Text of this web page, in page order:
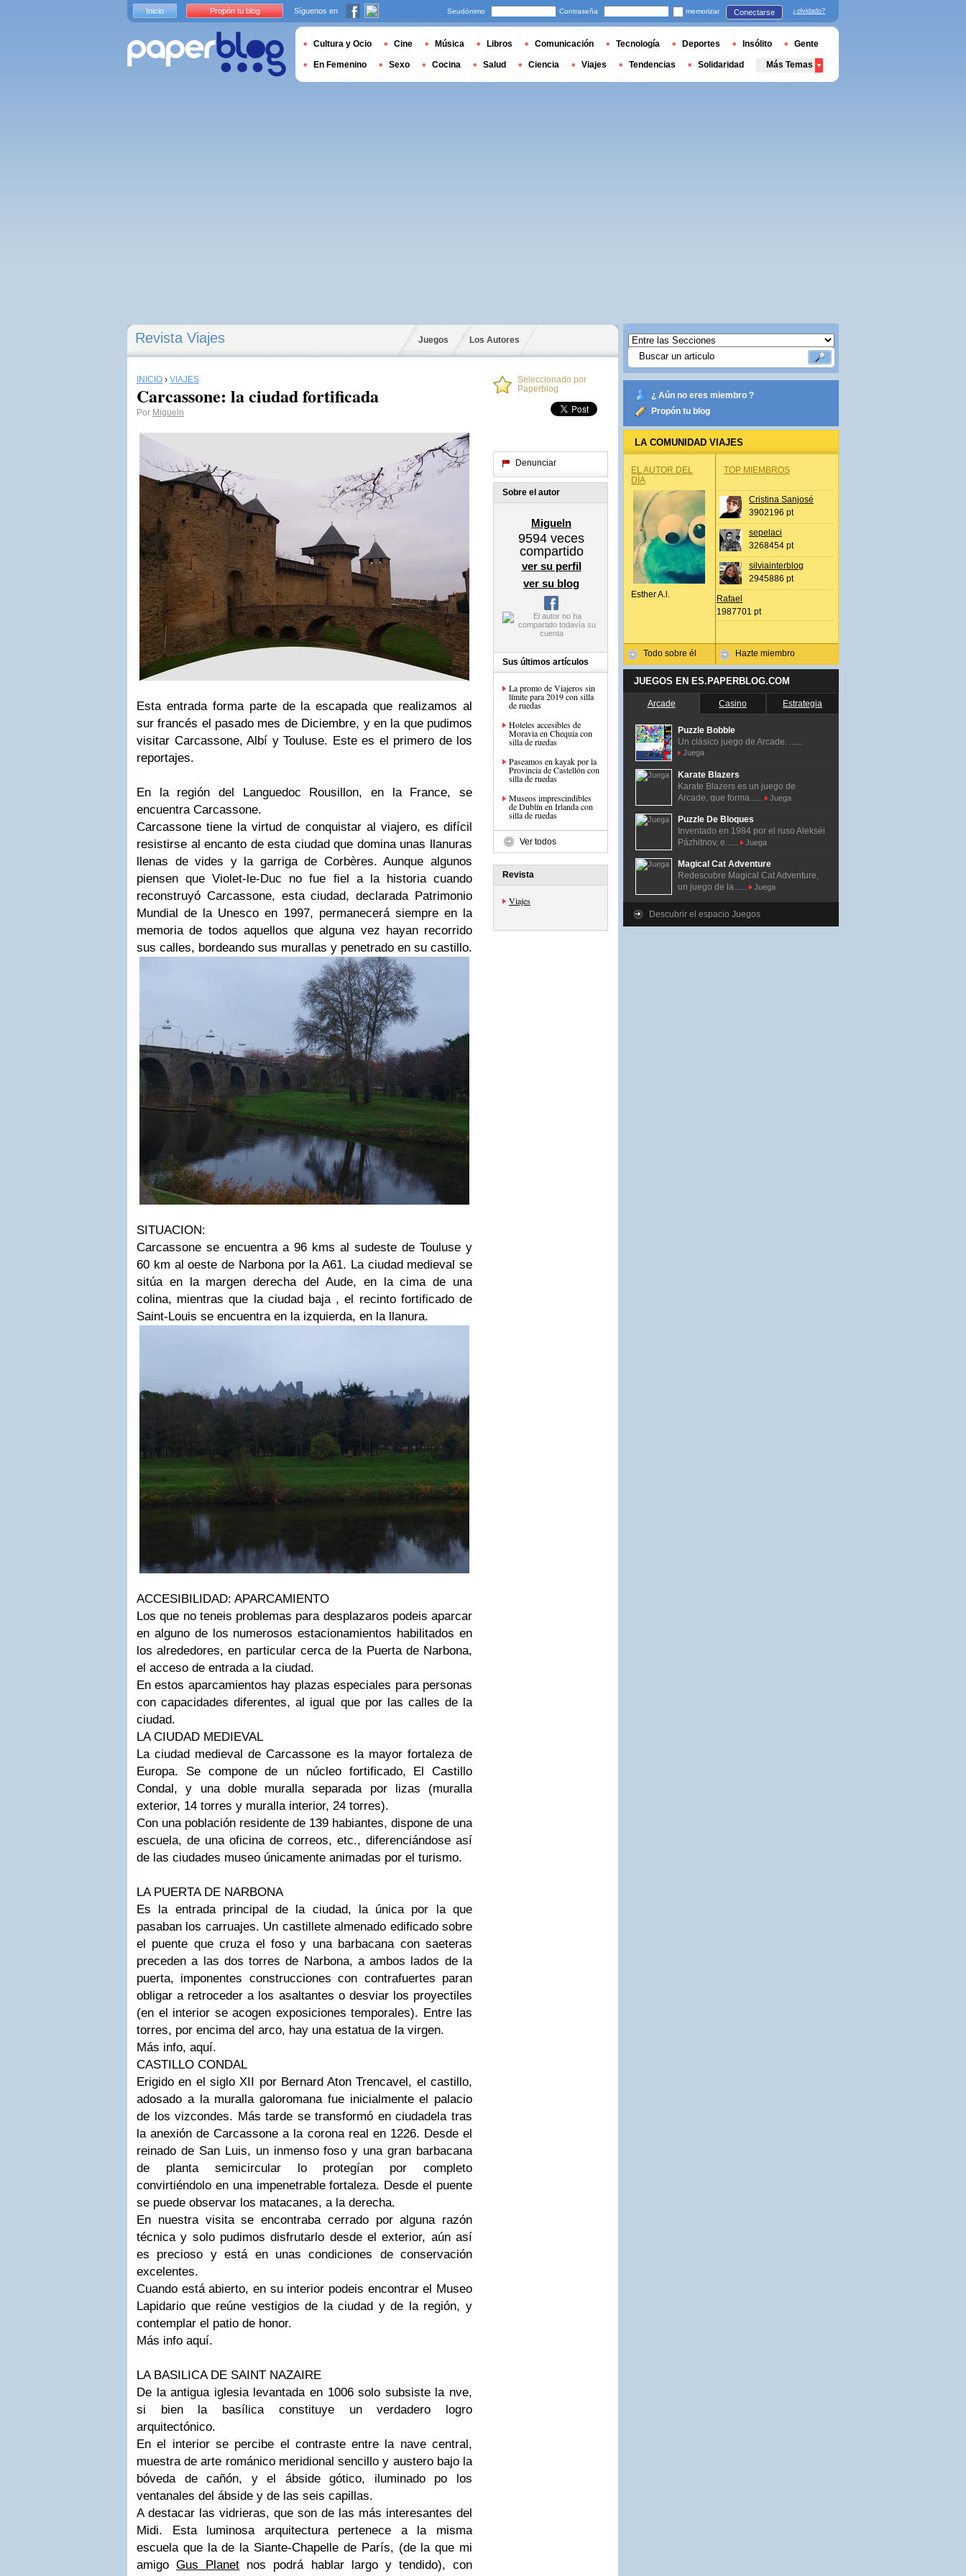
Revista Viajes Juegos Los Autores
INICIO › VIAJES
Carcassone: la ciudad fortificada
Por Migueln
Esta entrada forma parte de la escapada que realizamos al
sur francés el pasado mes de Diciembre, y en la que pudimos
visitar Carcassone, Albí y Touluse. Este es el primero de los
reportajes.
En la región del Languedoc Rousillon, en la France, se
encuentra Carcassone.
Carcassone tiene la virtud de conquistar al viajero, es difícil
resistirse al encanto de esta ciudad que domina unas llanuras
llenas de vides y la garriga de Corbères. Aunque algunos
piensen que Violet-le-Duc no fue fiel a la historia cuando
reconstruyó Carcassone, esta ciudad, declarada Patrimonio
Mundial de la Unesco en 1997, permanecerá siempre en la
memoria de todos aquellos que alguna vez hayan recorrido
sus calles, bordeando sus murallas y penetrado en su castillo.
SITUACION:
Carcassone se encuentra a 96 kms al sudeste de Touluse y
60 km al oeste de Narbona por la A61. La ciudad medieval se
sitúa en la margen derecha del Aude, en la cima de una
colina, mientras que la ciudad baja , el recinto fortificado de
Saint-Louis se encuentra en la izquierda, en la llanura.
ACCESIBILIDAD: APARCAMIENTO
Los que no teneis problemas para desplazaros podeis aparcar
en alguno de los numerosos estacionamientos habilitados en
los alrededores, en particular cerca de la Puerta de Narbona,
el acceso de entrada a la ciudad.
En estos aparcamientos hay plazas especiales para personas
con capacidades diferentes, al igual que por las calles de la
ciudad.
LA CIUDAD MEDIEVAL
La ciudad medieval de Carcassone es la mayor fortaleza de
Europa. Se compone de un núcleo fortificado, El Castillo
Condal, y una doble muralla separada por lizas (muralla
exterior, 14 torres y muralla interior, 24 torres).
Con una población residente de 139 habiantes, dispone de una
escuela, de una oficina de correos, etc., diferenciándose así
de las ciudades museo únicamente animadas por el turismo.
LA PUERTA DE NARBONA
Es la entrada principal de la ciudad, la única por la que
pasaban los carruajes. Un castillete almenado edificado sobre
el puente que cruza el foso y una barbacana con saeteras
preceden a las dos torres de Narbona, a ambos lados de la
puerta, imponentes construcciones con contrafuertes paran
obligar a retroceder a los asaltantes o desviar los proyectiles
(en el interior se acogen exposiciones temporales). Entre las
torres, por encima del arco, hay una estatua de la virgen.
Más info, aquí.
CASTILLO CONDAL
Erigido en el siglo XII por Bernard Aton Trencavel, el castillo,
adosado a la muralla galoromana fue inicialmente el palacio
de los vizcondes. Más tarde se transformó en ciudadela tras
la anexión de Carcassone a la corona real en 1226. Desde el
reinado de San Luis, un inmenso foso y una gran barbacana
de planta semicircular lo protegían por completo
convirtiéndolo en una impenetrable fortaleza. Desde el puente
se puede observar los matacanes, a la derecha.
En nuestra visita se encontraba cerrado por alguna razón
técnica y solo pudimos disfrutarlo desde el exterior, aún así
es precioso y está en unas condiciones de conservación
excelentes.
Cuando está abierto, en su interior podeis encontrar el Museo
Lapidario que reúne vestigios de la ciudad y de la región, y
contemplar el patio de honor.
Más info aquí.
LA BASILICA DE SAINT NAZAIRE
De la antigua iglesia levantada en 1006 solo subsiste la nve,
si bien la basílica constituye un verdadero logro
arquitectónico.
En el interior se percibe el contraste entre la nave central,
muestra de arte románico meridional sencillo y austero bajo la
bóveda de cañón, y el ábside gótico, iluminado po los
ventanales del ábside y de las seis capillas.
A destacar las vidrieras, que son de las más interesantes del
Midi. Esta luminosa arquitectura pertenece a la misma
escuela que la de la Siante-Chapelle de París, (de la que mi
amigoGus Planet nos podrá hablar largo y tendido), con
Seleccionado por
Paperblog
Denunciar
Sobre el autor
Migueln
9594 veces
compartido
ver su perfil
ver su blog
Sus últimos artículos
La promo de Viajeros sin
límite para 2019 con silla
de ruedas
Hoteles accesibles de
Moravia en Chequia con
silla de ruedas
Paseamos en kayak por la
Provincia de Castellón con
silla de ruedas
Museos imprescindibles
de Dublín en Irlanda con
silla de ruedas
Ver todos
Revista
Viajes
¿ Aún no eres miembro ?
Propón tu blog
LA COMUNIDAD VIAJES
EL AUTOR DEL
DÍA
Esther A.l.
Todo sobre él
TOP MIEMBROS
Cristina Sanjosé
3902196 pt
sepelaci
3268454 pt
silviainterblog
2945886 pt
Rafael
1987701 pt
Hazte miembro
JUEGOS EN ES.PAPERBLOG.COM
Arcade Casino Estrategia
Puzzle Bobble
Un clásico juego de Arcade. ......
Juega
Karate Blazers
Karate Blazers es un juego de
Arcade, que forma......
Juega
Puzzle De Bloques
Inventado en 1984 por el ruso Alekséi
Pázhitnov, e......
Juega
Magical Cat Adventure
Redescubre Magical Cat Adventure,
un juego de la......
Juega
Descubrir el espacio Juegos
Inicio Propón tu blog Síguenos en Seudónimo Contraseña memorizar Conectarse ¿olvidado?
Cultura y Ocio Cine Música Libros Comunicación Tecnología Deportes Insólito Gente
En Femenino Sexo Cocina Salud Ciencia Viajes Tendencias Solidaridad Más Temas